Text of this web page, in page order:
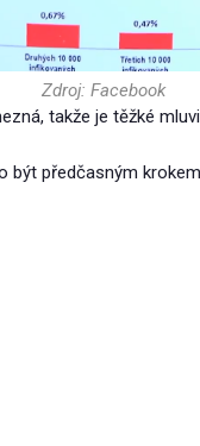
Zdroj: Facebook
takže je těžké
být předčasným